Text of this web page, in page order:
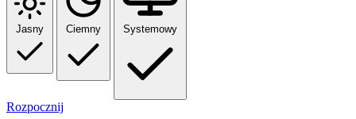
Jasny Ciemny Systemowy
Rozpocznij